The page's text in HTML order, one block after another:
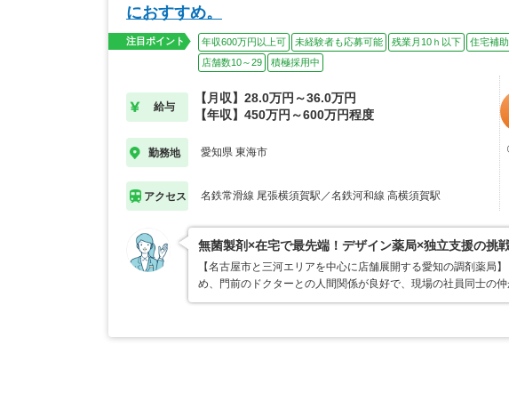
におすすめ。
注目ポイント 年収600万円以上可 未経験者も応募可能 残業月10ｈ以下 住宅補
店舗数10～29
積極採用中
給与
【月収】28.0万円～36.0万円
【年収】450万円～600万円程度
勤務地 愛知県 東海市
アクセス 名鉄常滑線 尾張横須賀駅／名鉄河和線 高横須賀駅
無菌製剤×在宅で最先端！デザイン薬局×独立支援の挑
【名古屋市と三河エリアを中心に店舗展開する愛知の調剤薬
め、門前のドクターとの人間関係が良好で、現場の社員同士の